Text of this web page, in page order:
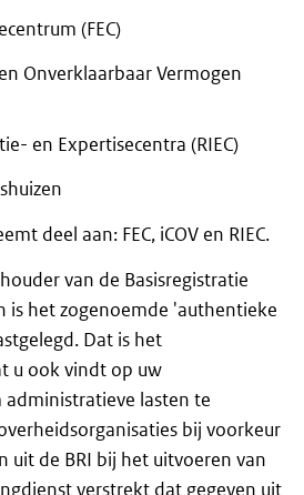
(FEC)
Onverklaarbaar Vermogen
en Expertisecentra (RIEC)
deel aan: FEC, iCOV en RIEC.
van de Basisregistratie
is het zogenoemde 'authentieke
Dat is het
u ook vindt op uw
administratieve lasten te
bij voorkeur
uit de BRI bij het uitvoeren van
verstrekt dat gegeven uit